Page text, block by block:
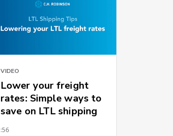
VIDEO
Lower your freight
rates: Simple ways to
save on LTL shipping
:56